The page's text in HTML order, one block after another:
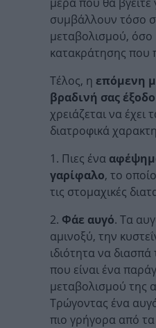
συμβάλλουν τόσο
μεταβολισμού, όσο
κατακράτησης που
Τέλος, η επόμενη
βραδινή σας
χρειάζεται να έχει
διατροφικά
1. Πιες ένα
γαρίφαλο, το
τις στομαχικές
2. Φάε αυγό. Τα
αμινοξύ, την
ιδιότητα να
που είναι ένα
μεταβολισμού της
Τρώγοντας ένα
πιο γρήγορα από